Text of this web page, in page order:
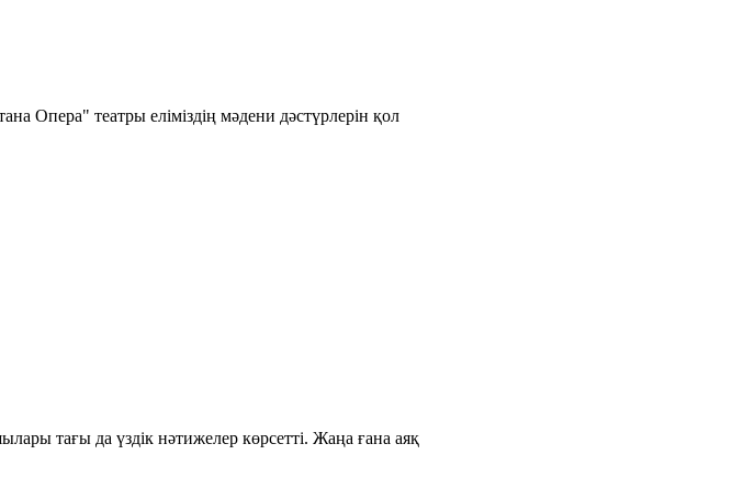
Опера" театры еліміздің мәдени дәстүрлерін қол
тағы да үздік нәтижелер көрсетті. Жаңа ғана аяқ